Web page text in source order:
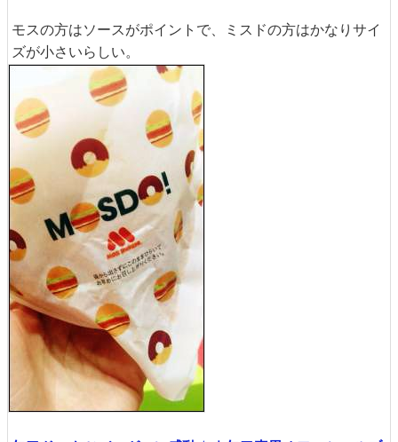
モスの方はソースがポイントで、ミスドの方はかなりサイ
ズが小さいらしい。